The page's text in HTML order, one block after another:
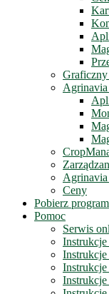
Ceny
Pobierz program
Pomoc
Serwis